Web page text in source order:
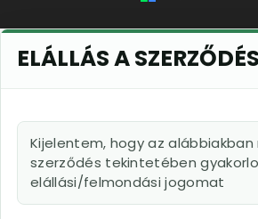
ELÁLLÁS A
Kijelentem, hogy az
szerződés tekintetében
elállási/felmondási jogomat